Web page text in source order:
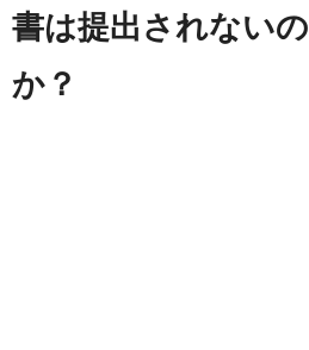
書は提出されないの
か？